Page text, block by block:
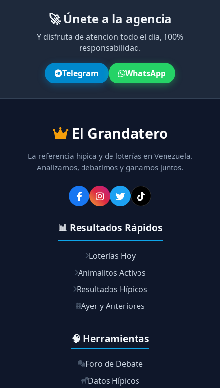
🚀 Únete a la agencia
Y disfruta de atencion todo el dia, 100%
responsabilidad.
Telegram WhatsApp
El Grandatero
La referencia hípica y de loterías en Venezuela.
Analizamos, debatimos y ganamos juntos.
📊 Resultados Rápidos
Loterías Hoy
Animalitos Activos
Resultados Hípicos
Ayer y Anteriores
🧠 Herramientas
Foro de Debate
Datos Hípicos